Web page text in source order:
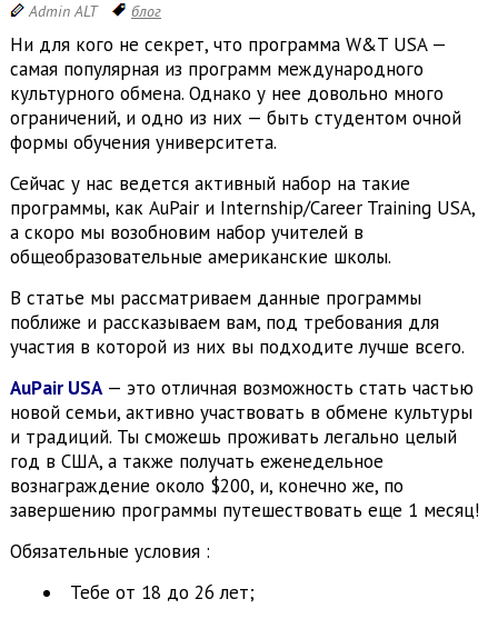
Admin ALT блог
Ни для кого не секрет, что программа W&T USA —
самая популярная из программ международного
культурного обмена. Однако у нее довольно много
ограничений, и одно из них — быть студентом очной
формы обучения университета.
Сейчас у нас ведется активный набор на такие
программы, как AuPair и Internship/Career Training USA,
а скоро мы возобновим набор учителей в
общеобразовательные американские школы.
В статье мы рассматриваем данные программы
поближе и рассказываем вам, под требования для
участия в которой из них вы подходите лучше всего.
AuPair USA— это отличная возможность стать частью
новой семьи, активно участвовать в обмене культуры
и традиций. Ты сможешь проживать легально целый
год в США, а также получать еженедельное
вознаграждение около $200, и, конечно же, по
завершению программы путешествовать еще 1 месяц!
Обязательные условия :
Тебе от 18 до 26 лет;